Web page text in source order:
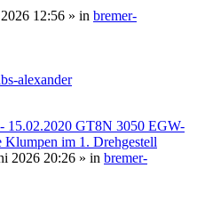
12:56 » in bremer-
alexander
15.02.2020 GT8N 3050 EGW-
Klumpen im 1. Drehgestell
2026 20:26 » in bremer-